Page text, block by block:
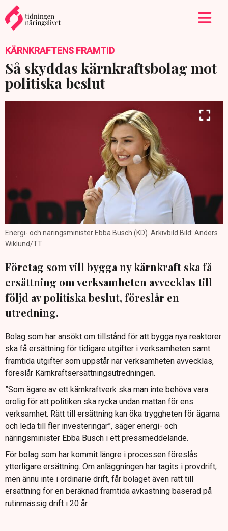
KÄRNKRAFTENS FRAMTID
Så skyddas kärnkraftsbolag mot
politiska beslut
Energi- och näringsminister Ebba Busch (KD). Arkivbild Bild: Anders
Wiklund/TT
Företag som vill bygga ny kärnkraft ska få
ersättning om verksamheten avvecklas till
följd av politiska beslut, föreslår en
utredning.
Bolag som har ansökt om tillstånd för att bygga nya reaktorer
ska få ersättning för tidigare utgifter i verksamheten samt
framtida utgifter som uppstår när verksamheten avvecklas,
föreslår Kärnkraftsersättningsutredningen.
”Som ägare av ett kärnkraftverk ska man inte behöva vara
orolig för att politiken ska rycka undan mattan för ens
verksamhet. Rätt till ersättning kan öka tryggheten för ägarna
och leda till fler investeringar”, säger energi- och
näringsminister Ebba Busch i ett pressmeddelande.
För bolag som har kommit längre i processen föreslås
ytterligare ersättning. Om anläggningen har tagits i provdrift,
men ännu inte i ordinarie drift, får bolaget även rätt till
ersättning för en beräknad framtida avkastning baserad på
rutinmässig drift i 20 år.